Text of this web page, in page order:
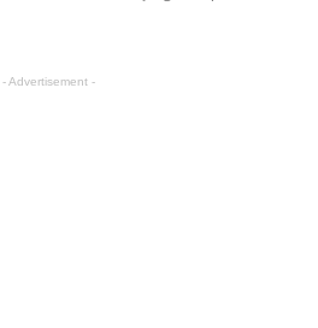
- Advertisement -